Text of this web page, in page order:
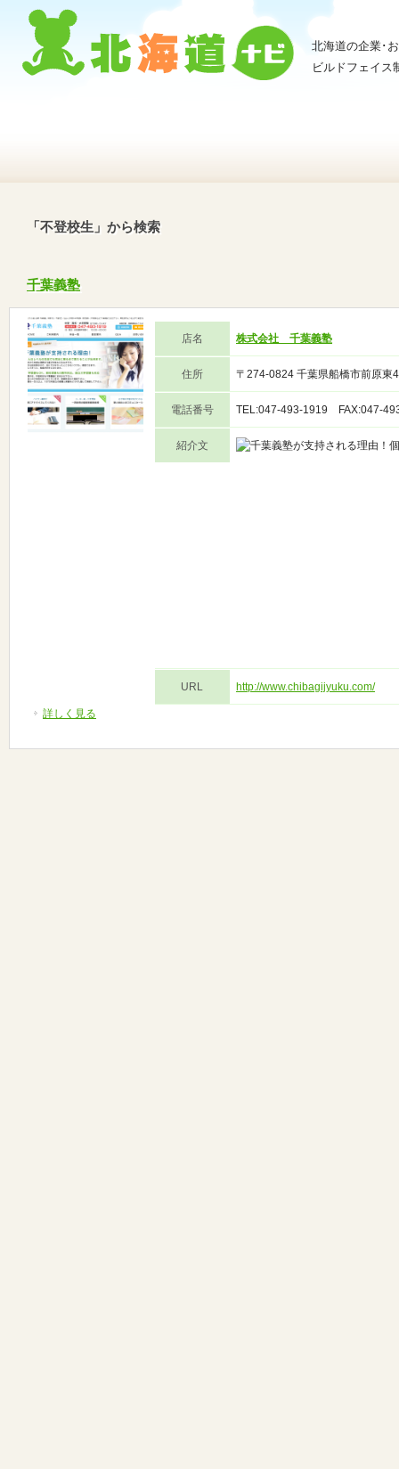
北海道の企業･
ビルドフェイス
「不登校生」から検索
千葉義塾
店名 株式会社 千葉義塾
住所 〒274-0824 千葉県船橋市前原東
電話番号 TEL:047-493-1919 FAX:047-
紹介文
URL http://www.chibagijyuku.com/
詳しく見る